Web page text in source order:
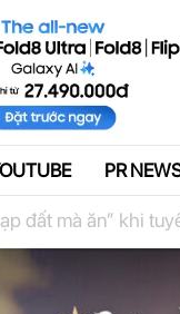
PR
đất mà ăn” khi